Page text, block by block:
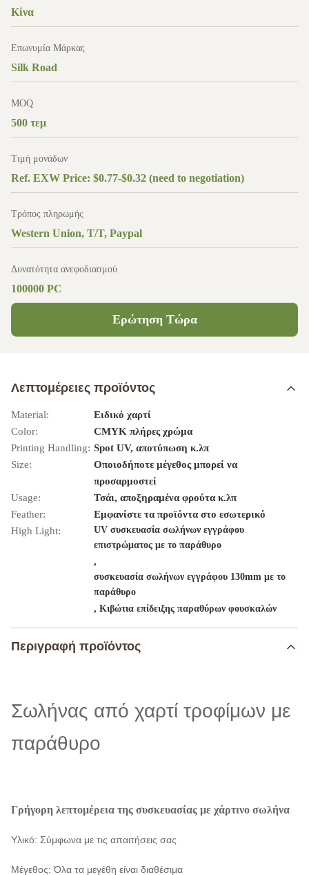
Κίνα
Επωνυμία Μάρκας
Silk Road
MOQ
500 τεμ
Τιμή μονάδων
Ref. EXW Price: $0.77-$0.32 (need to negotiation)
Τρόπος πληρωμής
Western Union, T/T, Paypal
Δυνατότητα ανεφοδιασμού
100000 PC
Ερώτηση Τώρα
Λεπτομέρειες προϊόντος
Material:
Ειδικό χαρτί
Color:
CMYK πλήρες χρώμα
Printing Handling: Spot UV, αποτύπωση κ.λπ
Size:
Οποιοδήποτε μέγεθος μπορεί να
προσαρμοστεί
Usage:
Τσάι, αποξηραμένα φρούτα κ.λπ
Feather:
Εμφανίστε τα προϊόντα στο εσωτερικό
High Light:
UV συσκευασία σωλήνων εγγράφου
επιστρώματος με το παράθυρο
,
συσκευασία σωλήνων εγγράφου 130mm με το
παράθυρο
, Κιβώτια επίδειξης παραθύρων φουσκαλών
Περιγραφή προϊόντος
Σωλήνας από χαρτί τροφίμων με
παράθυρο
Γρήγορη λεπτομέρεια της συσκευασίας με χάρτινο σωλήνα
Υλικό: Σύμφωνα με τις απαιτήσεις σας
Μέγεθος: Όλα τα μεγέθη είναι διαθέσιμα